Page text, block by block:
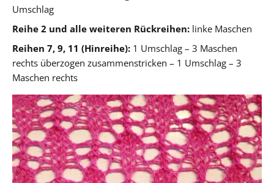
Umschlag
Reihe 2 und alle weiteren Rückreihen: linke Maschen
Reihen 7, 9, 11 (Hinreihe): 1 Umschlag – 3 Maschen
rechts überzogen zusammenstricken – 1 Umschlag – 3
Maschen rechts